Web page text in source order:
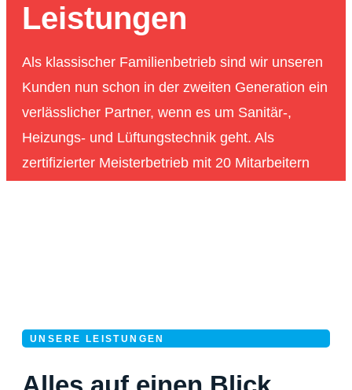
Leistungen
Als klassischer Familienbetrieb sind wir unseren
Kunden nun schon in der zweiten Generation ein
verlässlicher Partner, wenn es um Sanitär-,
Heizungs- und Lüftungstechnik geht. Als
zertifizierter Meisterbetrieb mit 20 Mitarbeitern
UNSERE LEISTUNGEN